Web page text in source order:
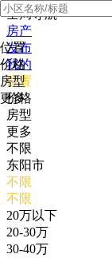
全局导航
房产
发布
我的
位置
价格
房型
更多
位置
价格
房型
更多
不限
东阳市
不限
不限
20万以下
20-30万
30-40万